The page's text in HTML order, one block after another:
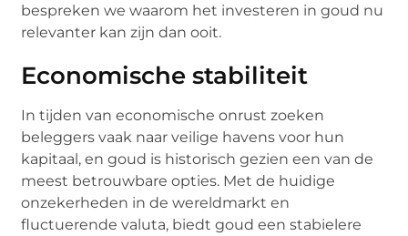
bespreken we waarom het investeren in goud nu
relevanter kan zijn dan ooit.
Economische stabiliteit
In tijden van economische onrust zoeken
beleggers vaak naar veilige havens voor hun
kapitaal, en goud is historisch gezien een van de
meest betrouwbare opties. Met de huidige
onzekerheden in de wereldmarkt en
fluctuerende valuta, biedt goud een stabielere